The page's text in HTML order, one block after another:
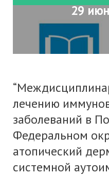
29
лечению
заболеваний в
Федеральном
атопический
системной